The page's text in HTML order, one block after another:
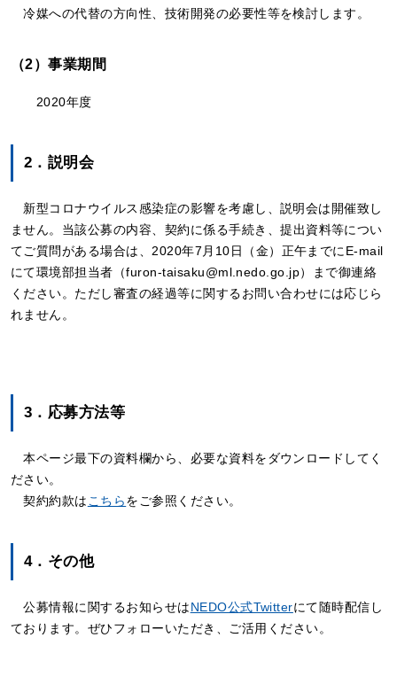
冷媒への代替の方向性、技術開発の必要性等を検討します。
（2）事業期間
2020年度
2．説明会
新型コロナウイルス感染症の影響を考慮し、説明会は開催致し
ません。当該公募の内容、契約に係る手続き、提出資料等につい
てご質問がある場合は、2020年7月10日（金）正午までにE-mail
にて環境部担当者（furon-taisaku@ml.nedo.go.jp）まで御連絡
ください。ただし審査の経過等に関するお問い合わせには応じら
れません。
3．応募方法等
本ページ最下の資料欄から、必要な資料をダウンロードしてく
ださい。
契約約款は こちらをご参照ください。
4．その他
公募情報に関するお知らせはNEDO公式Twitterにて随時配信し
ております。ぜひフォローいただき、ご活用ください。